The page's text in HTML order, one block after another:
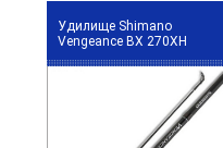
Удилище Shimano
Vengeance BX 270XH